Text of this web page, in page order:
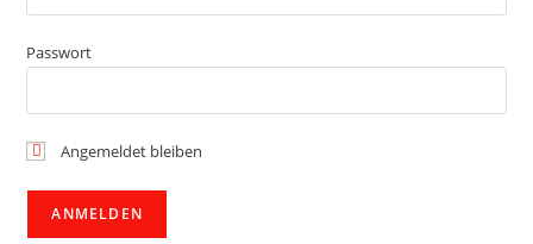
Passwort
Angemeldet bleiben